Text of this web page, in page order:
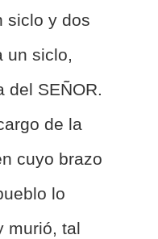
siclo y dos
un siclo,
del SEÑOR.
de la
cuyo brazo
lo
murió, tal